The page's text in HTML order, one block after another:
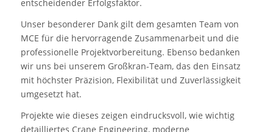
entscheidender Erfolgsfaktor.
Unser besonderer Dank gilt dem gesamten Team von
MCE für die hervorragende Zusammenarbeit und die
professionelle Projektvorbereitung. Ebenso bedanken
wir uns bei unserem Großkran-Team, das den Einsatz
mit höchster Präzision, Flexibilität und Zuverlässigkeit
umgesetzt hat.
Projekte wie dieses zeigen eindrucksvoll, wie wichtig
detailliertes Crane Engineering, moderne